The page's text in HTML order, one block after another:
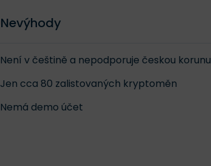
Nevýhody
Není v češtině a nepodporuje českou korunu
Jen cca 80 zalistovaných kryptoměn
Nemá demo účet